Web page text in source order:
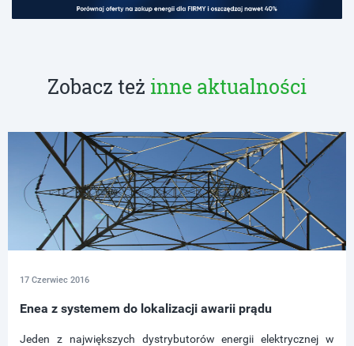
Zobacz też inne aktualności
17 Czerwiec 2016
Enea z systemem do lokalizacji awarii prądu
Jeden z największych dystrybutorów energii elektrycznej w